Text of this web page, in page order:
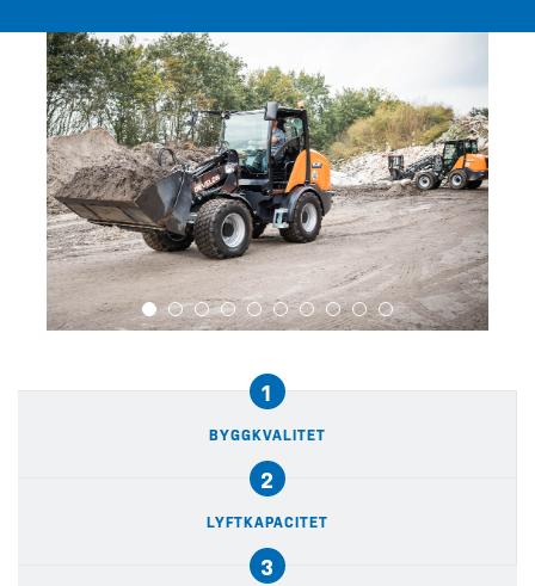
1
BYGGKVALITET
2
LYFTKAPACITET
3